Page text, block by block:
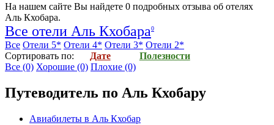
На нашем сайте Вы найдете 0 подробных отзыва об отелях
Аль Кхобара.
Все отели Аль Кхобара0
Все Отели 5* Отели 4* Отели 3* Отели 2*
Cортировать по:
Дате
Полезности
Все (0) Хорошие (0) Плохие (0)
Путеводитель по Аль Кхобару
Авиабилеты в Аль Кхобар